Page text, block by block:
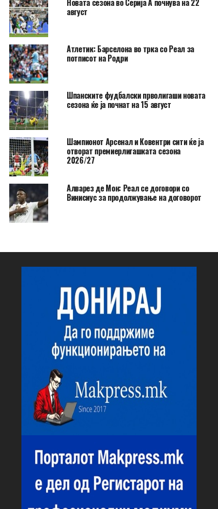
август
Атлетик: Барселона во трка со Реал за
потписот на Родри
Шпанските фудбалски прволигаши новата
сезона ќе ја почнат на 15 август
Шампионот Арсенал и Ковентри сити ќе ја
отворат премиерлигашката сезона
2026/27
Алварез де Мон: Реал се договори со
Винисиус за продолжување на договорот